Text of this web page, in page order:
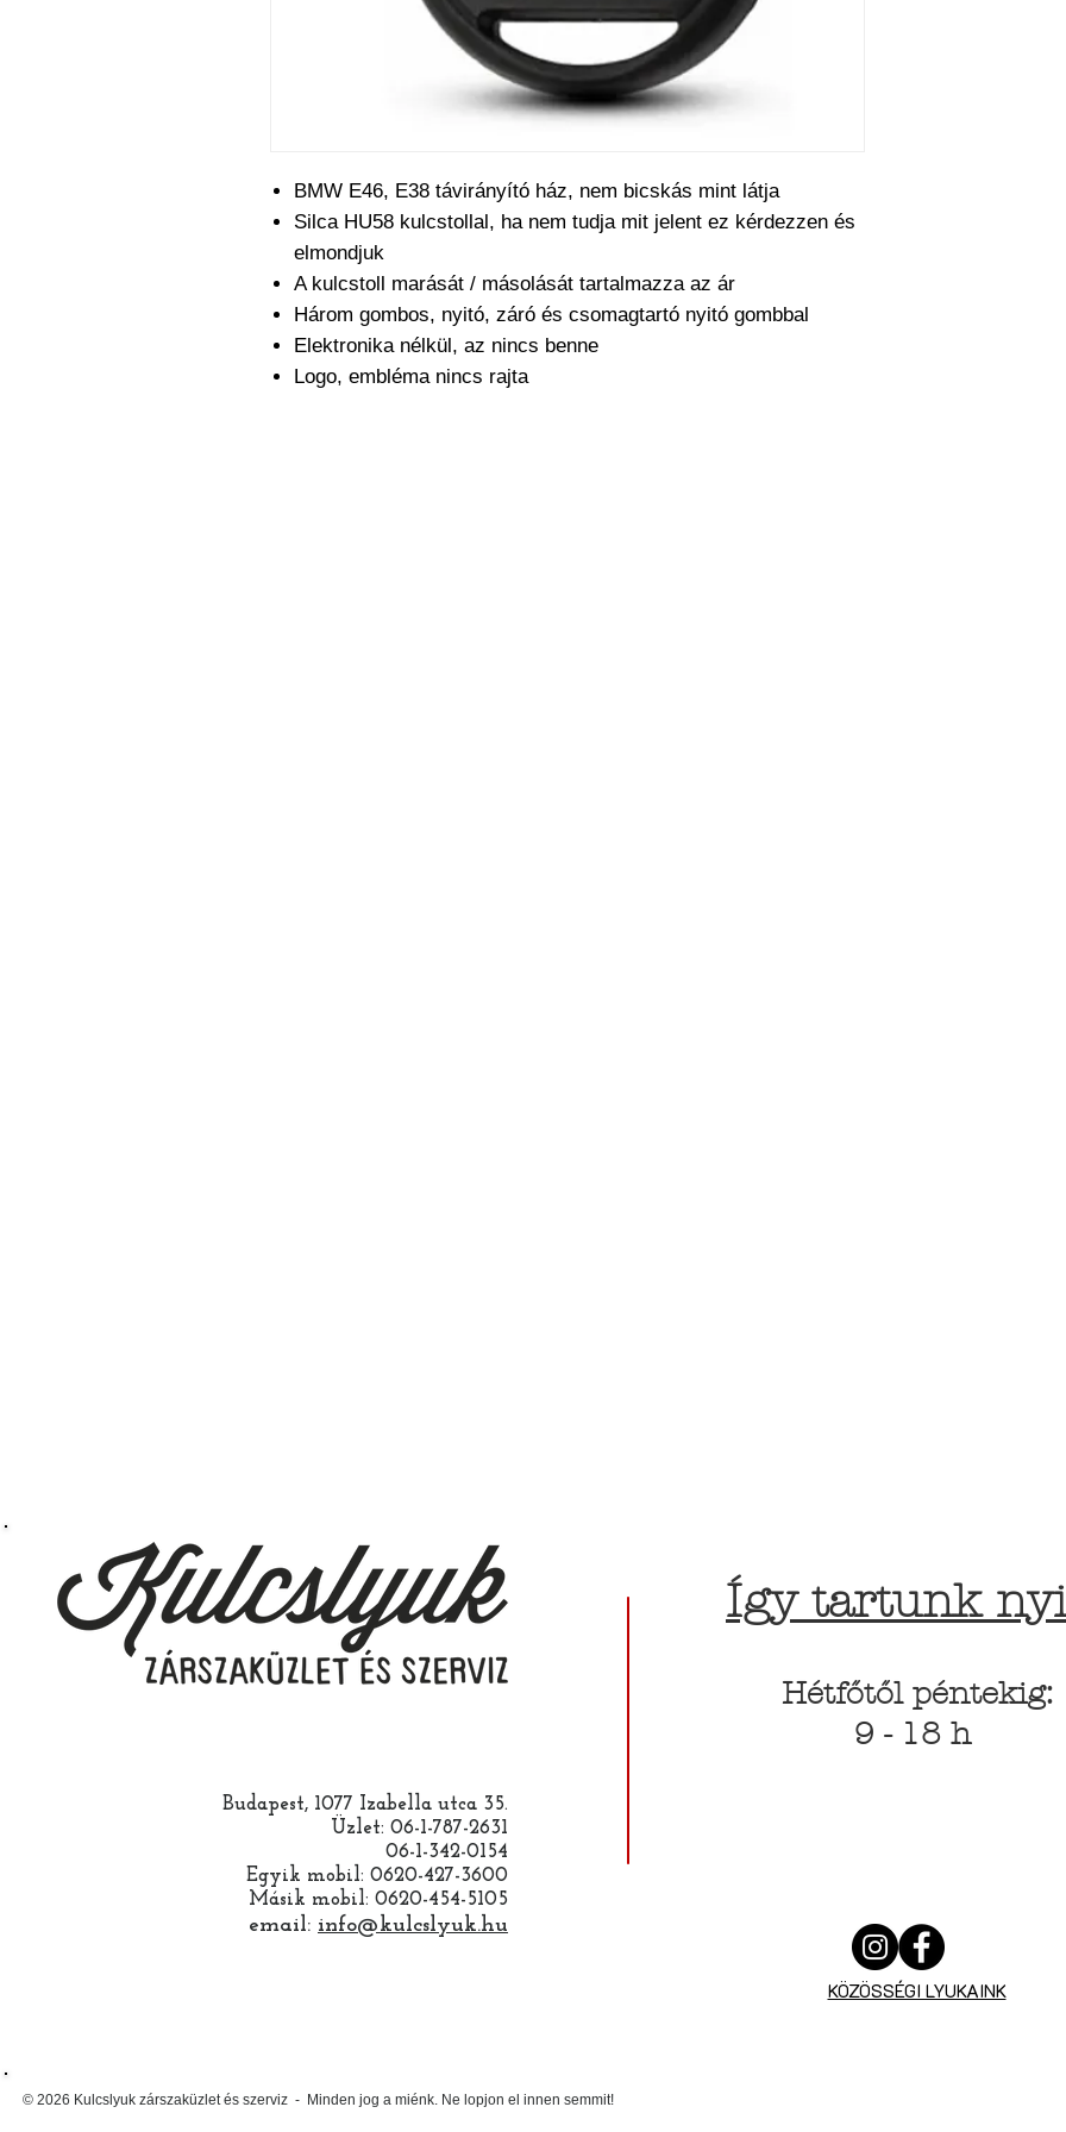
BMW E46, E38 távirányító ház, nem bicskás mint látja
Silca HU58 kulcstollal, ha nem tudja mit jelent ez kérdezzen és
elmondjuk
A kulcstoll marását / másolását tartalmazza az ár
Három gombos, nyitó, záró és csomagtartó nyitó gombbal
Elektronika nélkül, az nincs benne
Logo, embléma nincs rajta
Budapest, 1077 Izabella utca 35.
Üzlet: 06-1-787-2631
06-1-342-0154
Egyik mobil: 0620-427-3600
Másik mobil: 0620-454-5105
email: info@kulcslyuk.hu
Így tartunk
Hétfőtől péntekig:
9 - 18 h
KÖZÖSSÉGI LYUKAINK
© 2026 Kulcslyuk zárszaküzlet és szerviz - Minden jog a miénk. Ne lopjon el innen semmit!